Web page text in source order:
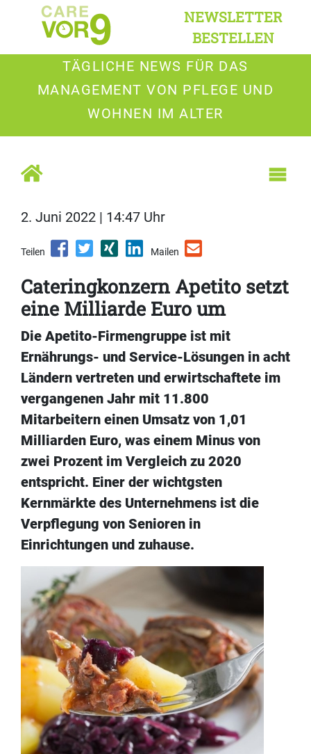
NEWSLETTER
BESTELLEN
TÄGLICHE NEWS FÜR DAS
MANAGEMENT VON PFLEGE UND
WOHNEN IM ALTER
2. Juni 2022 | 14:47 Uhr
Teilen Mailen
Cateringkonzern Apetito setzt
eine Milliarde Euro um
Die Apetito-Firmengruppe ist mit
Ernährungs- und Service-Lösungen in acht
Ländern vertreten und erwirtschaftete im
vergangenen Jahr mit 11.800
Mitarbeitern einen Umsatz von 1,01
Milliarden Euro, was einem Minus von
zwei Prozent im Vergleich zu 2020
entspricht. Einer der wichtgsten
Kernmärkte des Unternehmens ist die
Verpflegung von Senioren in
Einrichtungen und zuhause.